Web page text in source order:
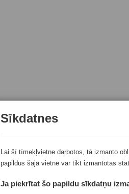
Sīkdatnes
Lai šī tīmekļvietne darbotos, tā izmanto
papildus šajā vietnē var tikt izmantotas
Ja piekrītat šo papildu sīkdatņu